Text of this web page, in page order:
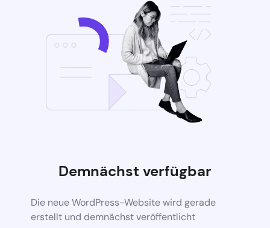
Demnächst verfügbar
Die neue WordPress-Website wird gerade
erstellt und demnächst veröffentlicht